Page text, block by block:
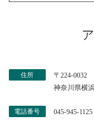
住所
〒224-0032
神奈川県横
電話番号 045-945-1125